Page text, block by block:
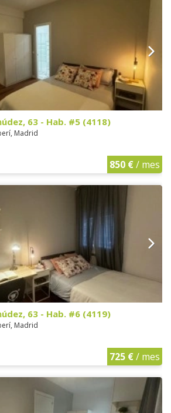
63 - Hab. #5 (4118)
Madrid
850 €/ mes
63 - Hab. #6 (4119)
Madrid
725 €/ mes